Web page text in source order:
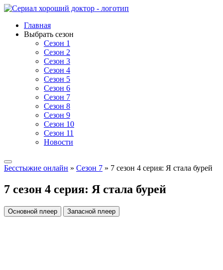
Главная
Выбрать сезон
Сезон 1
Сезон 2
Сезон 3
Сезон 4
Сезон 5
Сезон 6
Сезон 7
Сезон 8
Сезон 9
Сезон 10
Сезон 11
Новости
Бесстыжие онлайн » Сезон 7 » 7 сезон 4 серия: Я стала бурей
7 сезон 4 серия: Я стала бурей
Основной плеер Запасной плеер